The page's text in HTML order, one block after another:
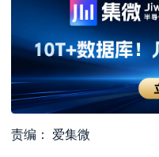
责编： 爱集微